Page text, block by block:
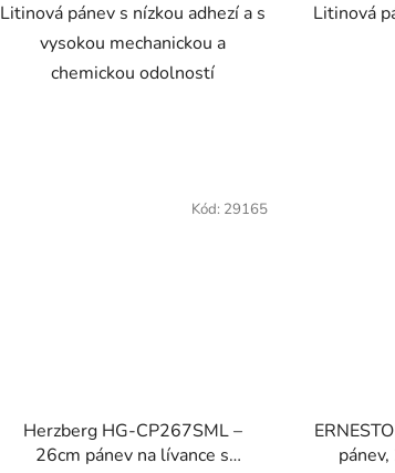
Litinová pánev s nízkou adhezí a s
vysokou mechanickou a
chemickou odolností
Litinová
Herzberg HG-CP267SML –
26cm pánev na lívance s
Kód: 29165